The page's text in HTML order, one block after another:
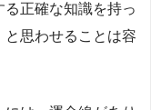
正確な知識を持っ
思わせることは容